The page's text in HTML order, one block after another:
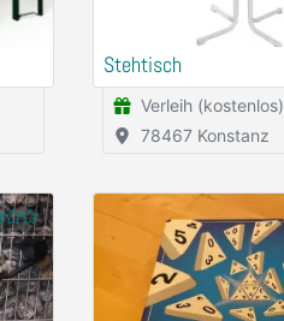
Stehtisch
Verleih (kostenlos)
78467 Konstanz